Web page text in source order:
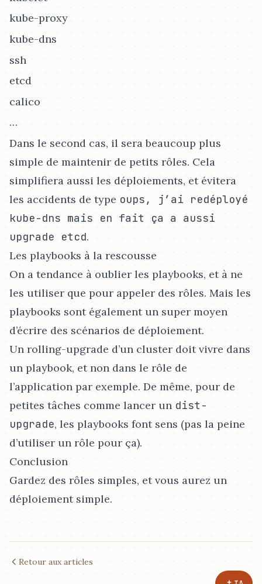
kube-proxy
kube-dns
ssh
etcd
calico
…​
Dans le second cas, il sera beaucoup plus
simple de maintenir de petits rôles. Cela
simplifiera aussi les déploiements, et évitera
les accidents de type oups, j’ai redéployé
kube-dns mais en fait ça a aussi
upgrade etcd.
Les playbooks à la rescousse
On a tendance à oublier les playbooks, et à ne
les utiliser que pour appeler des rôles. Mais les
playbooks sont également un super moyen
d’écrire des scénarios de déploiement.
Un rolling-upgrade d’un cluster doit vivre dans
un playbook, et non dans le rôle de
l’application par exemple. De même, pour de
petites tâches comme lancer un dist-
upgrade, les playbooks font sens (pas la peine
d’utiliser un rôle pour ça).
Conclusion
Gardez des rôles simples, et vous aurez un
déploiement simple.
Retour aux articles